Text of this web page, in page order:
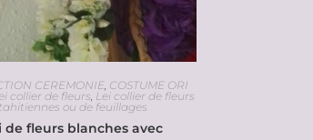
CEREMONIE, COSTUME ORI
collier de fleurs Lei collier de fleurs
tahitiennes ou de feuillages
de fleurs blanches avec